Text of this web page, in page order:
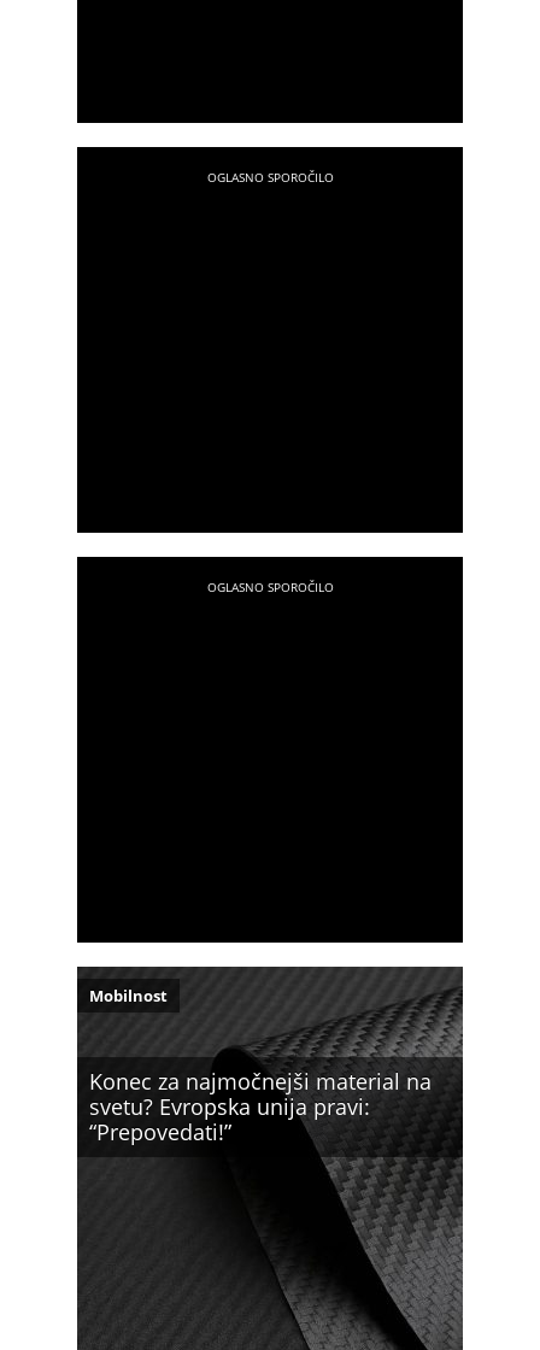
Konec za najmočnejši material na
svetu? Evropska unija pravi:
“Prepovedati!”
Mobilnost